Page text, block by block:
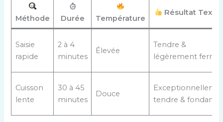
Méthode Durée Température
Résultat
Saisie
rapide
2 à 4
minutes
Élevée
Tendre &
légèrement ferme
Cuisson
lente
30 à 45
minutes
Douce
tendre & fondante